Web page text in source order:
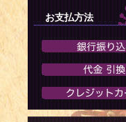
お支払方法